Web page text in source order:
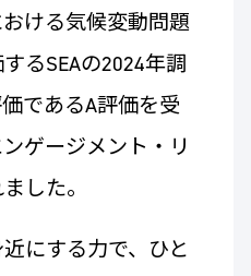
ける気候変動問題
るSEAの2024年調
であるA評価を受
ゲージメント・リ
した。
にする力で、ひと